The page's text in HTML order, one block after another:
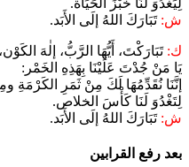
لِيَغدُوَ لَنَا خُبْزَ الحَيَاة.
ش: تَبَارَكَ اللهُ إلَى الأَبَد.
ك: تَبَارَكْتَ، أَيُّهَا الرَّبُّ، إلٰهَ الكَوْن،
يَا مَنْ جُدْتَ عَلَيْنَا بِهَذِهِ الخَمْر:
إنَّنَا نُقَدِّمُهَا لَكَ مِنْ ثَمَرِ الكَرْمَةِ
لِتَغْدُوَ لَنَا كَأْسَ الخلاص.
ش: تَبَارَكَ اللهُ إلَى الأَبَد.
بعد رفع القرابين